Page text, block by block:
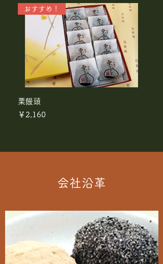
おすすめ！
栗饅頭
価格
￥2,160
会社沿革